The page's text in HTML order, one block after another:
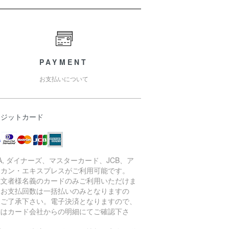
PAYMENT
お支払いについて
ットカード
ダイナーズ、マスターカード、JCB、ア
ン・エキスプレスがご利用可能です。
者様名義のカードのみご利用いただけま
支払回数は一括払いのみとなりますの
了承下さい。電子決済となりますので、
カード会社からの明細にてご確認下さ